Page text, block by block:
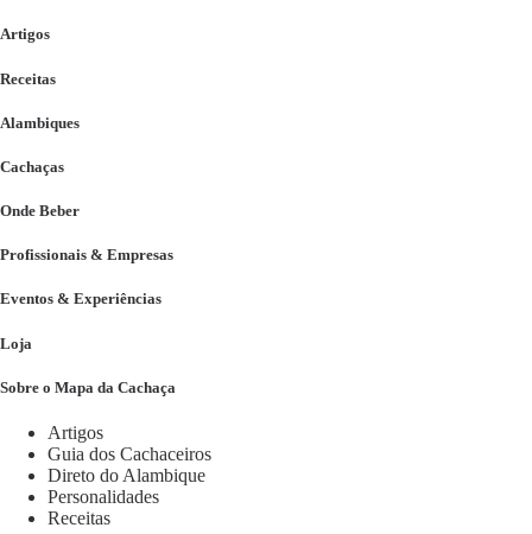
Artigos
Receitas
Alambiques
Cachaças
Onde Beber
Profissionais & Empresas
Eventos & Experiências
Loja
Sobre o Mapa da Cachaça
Artigos
Guia dos Cachaceiros
Direto do Alambique
Personalidades
Receitas